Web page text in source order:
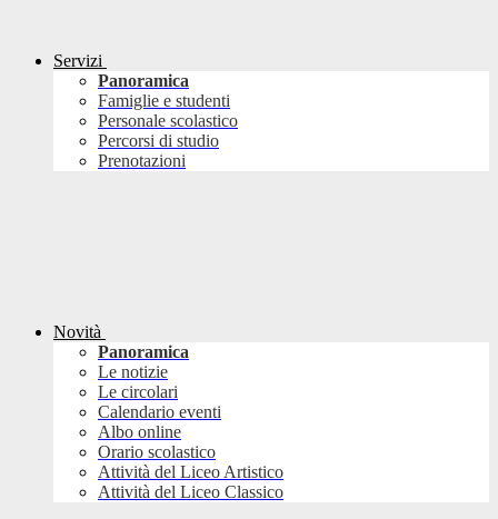
Servizi
Panoramica
Famiglie e studenti
Personale scolastico
Percorsi di studio
Prenotazioni
Novità
Panoramica
Le notizie
Le circolari
Calendario eventi
Albo online
Orario scolastico
Attività del Liceo Artistico
Attività del Liceo Classico